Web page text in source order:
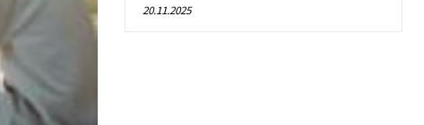
20.11.2025